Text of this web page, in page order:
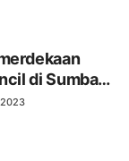
di Sumbar,
2023